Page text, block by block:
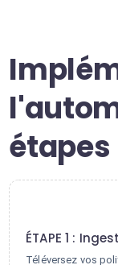
étapes
ÉTAPE 1 :
Téléversez vos